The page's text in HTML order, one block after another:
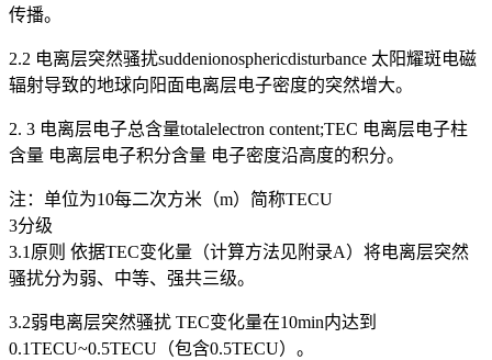
传播。
2.2 电离层突然骚扰suddenionosphericdisturbance 太阳耀斑电磁
辐射导致的地球向阳面电离层电子密度的突然增大。
2. 3 电离层电子总含量totalelectron content;TEC 电离层电子柱
含量 电离层电子积分含量 电子密度沿高度的积分。
注：单位为10每二次方米（m）简称TECU
3分级
3.1原则 依据TEC变化量（计算方法见附录A）将电离层突然
骚扰分为弱、中等、强共三级。
3.2弱电离层突然骚扰 TEC变化量在10min内达到
0.1TECU~0.5TECU（包含0.5TECU）。